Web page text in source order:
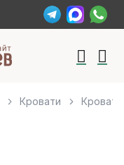
Кровати